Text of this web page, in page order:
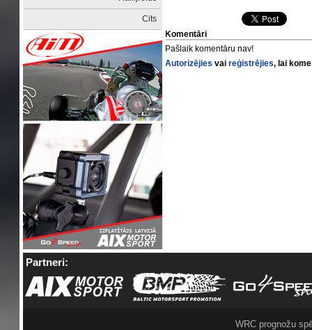
Cits
Komentāri
Pašlaik komentāru nav!
Autorizējies vaireģistrējies, lai
Partneri:
WRC prognožu